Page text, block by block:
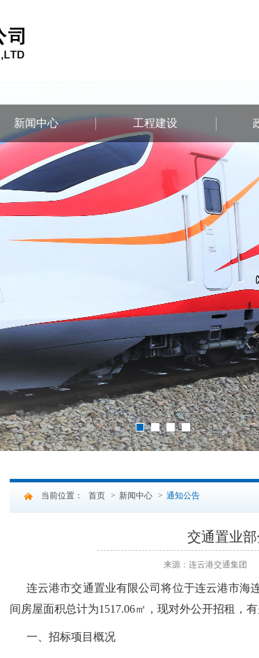
新闻中心 工程建设
1 2 3 4
当前位置： 首页 > 新闻中心 > 通知公告
交通置业
来源：连云港交通集团
连云港市交通置业有限公司将位于连云港市海
间 房屋面积总计为1517.06㎡，现对外公开招租，
一、招标项目概况